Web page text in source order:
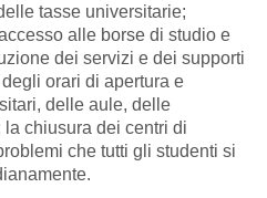
tasse universitarie;
alle borse di studio e
dei servizi e dei supporti
orari di apertura e
delle aule, delle
chiusura dei centri di
che tutti gli studenti si